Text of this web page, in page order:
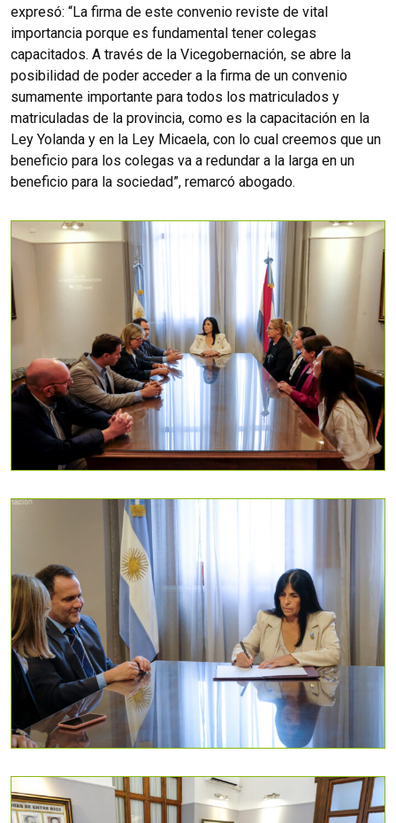
expresó: “La firma de este convenio reviste de vital
importancia porque es fundamental tener colegas
capacitados. A través de la Vicegobernación, se abre la
posibilidad de poder acceder a la firma de un convenio
sumamente importante para todos los matriculados y
matriculadas de la provincia, como es la capacitación en la
Ley Yolanda y en la Ley Micaela, con lo cual creemos que un
beneficio para los colegas va a redundar a la larga en un
beneficio para la sociedad”, remarcó abogado.